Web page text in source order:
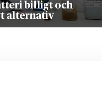
billigt och
alternativ